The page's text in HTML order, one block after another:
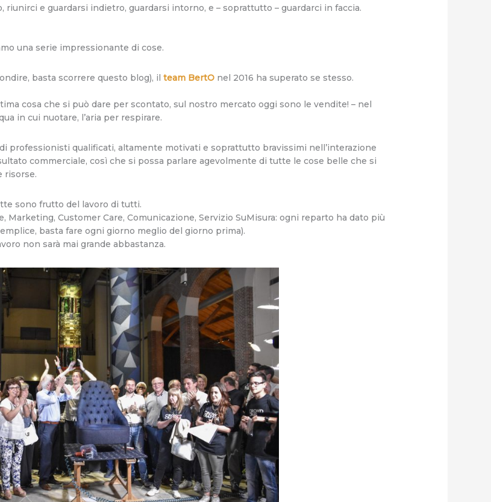
e guardarsi indietro, guardarsi intorno, e – soprattutto – guardarci in faccia.
una serie impressionante di cose.
basta scorrere questo blog), ilteam BertO nel 2016 ha superato se stesso.
cosa che si può dare per scontato, sul nostro mercato oggi sono le vendite! – nel
in cui nuotare, l’aria per respirare.
professionisti qualificati, altamente motivati e soprattutto bravissimi nell’interazione
commerciale, così che si possa parlare agevolmente di tutte le cose belle che si
risorse.
sono frutto del lavoro di tutti.
Marketing, Customer Care, Comunicazione, Servizio SuMisura: ogni reparto ha dato più
basta fare ogni giorno meglio del giorno prima).
non sarà mai grande abbastanza.